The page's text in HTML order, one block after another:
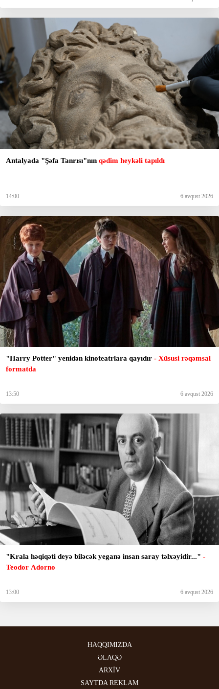
Antalyada "Şəfa Tanrısı"nın qədim heykəli tapıldı
14:00 6 avqust 2026
"Harry Potter" yenidən kinoteatrlara qayıdır - Xüsusi rəqəmsal
formatda
13:50 6 avqust 2026
"Krala həqiqəti deyə biləcək yeganə insan saray təlxəyidir..." -
Teodor Adorno
13:00 6 avqust 2026
HAQQIMIZDA
ƏLAQƏ
ARXİV
SAYTDA REKLAM